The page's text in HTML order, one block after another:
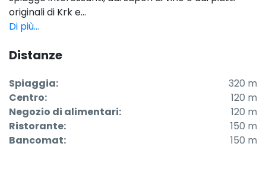
originali di Krk e...
Di più...
Distanze
Spiaggia:
320 m
Centro:
120 m
Negozio di alimentari:
120 m
Ristorante:
150 m
Bancomat:
150 m